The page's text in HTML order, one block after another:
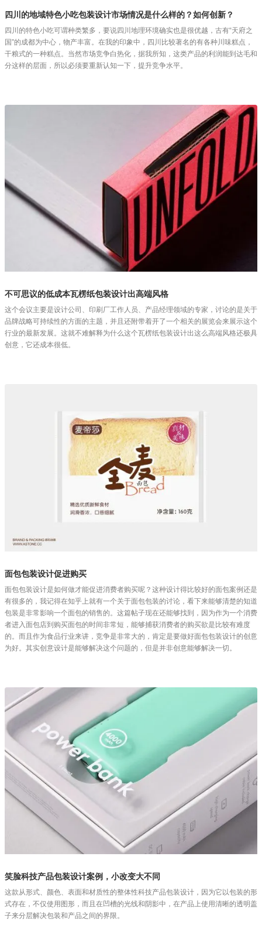
四川的地域特色小吃包装设计市场情况是什么样的？如何创新？
四川的特色小吃可谓种类繁多，要说四川地理环境确实也是很优越，古有“天府之
国”的成都为中心，物产丰富。在我的印象中，四川比较著名的有各种川味糕点，
干粮式的一种糕点。当然市场竞争白热化，据我所知，这类产品的利润能到达毛和
分这样的层面，所以必须要重新认知一下，提升竞争水平。
不可思议的低成本瓦楞纸包装设计出高端风格
这个会议主要是设计公司、印刷厂工作人员、产品经理领域的专家，讨论的是关于
品牌战略可持续性的方面的主题，并且还附带着开了一个相关的展览会来展示这个
行业的最新发展。这就不难解释为什么这个瓦楞纸包装设计出这么高端风格还极具
创意，它还成本很低。
面包包装设计促进购买
面包包装设计是如何做才能促进消费者购买呢？这种设计得比较好的面包案例还是
有很多的，我记得在知乎上就有一个关于面包包装的讨论，看下来能够清楚的知道
包装是非常影响一个面包的销售的。这篇帖子现在还能够找到，因为作为一个消费
者进入面包店到购买面包的时间非常短，能够捕获消费者的购买欲是比较有难度
的。而且作为食品行业来讲，竞争是非常大的，肯定是要做好面包包装设计的创意
为好。其实创意设计是能够解决这个问题的，但是并非创意能够解决一切。
笑脸科技产品包装设计案例，小改变大不同
这款从形式、颜色、表面和材质性的整体性科技产品包装设计，因为它以包装的形
式存在，不仅使用图形，而且在凹槽的光线和阴影中，在产品上使用清晰的透明盖
子来分层解决包装和产品之间的界限。